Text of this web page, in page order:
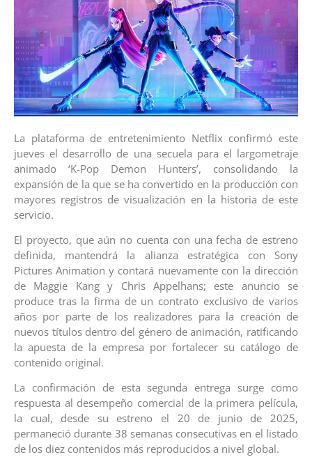
La plataforma de entretenimiento Netflix confirmó este
jueves el desarrollo de una secuela para el largometraje
animado ‘K-Pop Demon Hunters’, consolidando la
expansión de la que se ha convertido en la producción con
mayores registros de visualización en la historia de este
servicio.
El proyecto, que aún no cuenta con una fecha de estreno
definida, mantendrá la alianza estratégica con Sony
Pictures Animation y contará nuevamente con la dirección
de Maggie Kang y Chris Appelhans; este anuncio se
produce tras la firma de un contrato exclusivo de varios
años por parte de los realizadores para la creación de
nuevos títulos dentro del género de animación, ratificando
la apuesta de la empresa por fortalecer su catálogo de
contenido original.
La confirmación de esta segunda entrega surge como
respuesta al desempeño comercial de la primera película,
la cual, desde su estreno el 20 de junio de 2025,
permaneció durante 38 semanas consecutivas en el listado
de los diez contenidos más reproducidos a nivel global.